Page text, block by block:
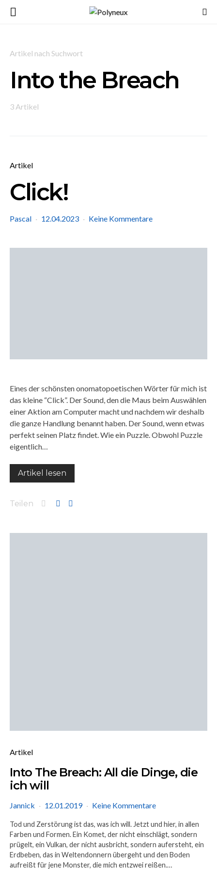
Artikel nach Suchwort
Into the Breach
3 Artikel
Artikel
Click!
Pascal 12.04.2023 Keine Kommentare
Eines der schönsten onomatopoetischen Wörter für mich ist
das kleine “Click”. Der Sound, den die Maus beim Auswählen
einer Aktion am Computer macht und nachdem wir deshalb
die ganze Handlung benannt haben. Der Sound, wenn etwas
perfekt seinen Platz findet. Wie ein Puzzle. Obwohl Puzzle
eigentlich…
Artikel lesen
Teilen
Artikel
Into The Breach: All die Dinge, die
ich will
Jannick 12.01.2019 Keine Kommentare
Tod und Zerstörung ist das, was ich will. Jetzt und hier, in allen
Farben und Formen. Ein Komet, der nicht einschlägt, sondern
prügelt, ein Vulkan, der nicht ausbricht, sondern aufersteht, ein
Erdbeben, das in Weltendonnern übergeht und den Boden
aufreißt für jene Monster, die mich entzwei reißen.…